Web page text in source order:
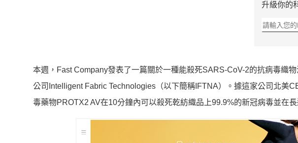
升級你的
本週，Fast Company發表了一篇關於一種能殺死SARS-CoV-2的抗病毒織
公司Intelligent Fabric Technologies（以下簡稱IFTNA）。據這家公司北美
毒藥物PROTX2 AV在10分鐘內可以殺死乾紡織品上99.9%的新冠病毒並在